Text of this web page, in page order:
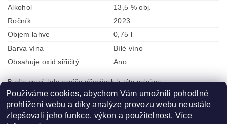
Alkohol
13,5 % obj.
Ročník
2023
Objem lahve
0,75 l
Barva vína
Bílé víno
Obsahuje oxid siřičitý
Ano
Buďte první, kdo napíše příspěvek k této položce.
Přidat komentář
Používáme cookies, abychom Vám umožnili pohodlné
prohlížení webu a díky analýze provozu webu neustále
zlepšovali jeho funkce, výkon a použitelnost. Více